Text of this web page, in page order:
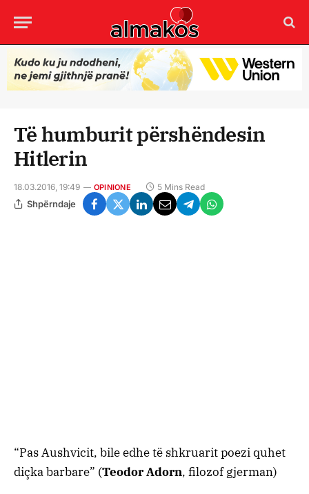
Të humburit përshëndesin
Hitlerin
18.03.2016, 19:49 OPINIONE 5 Mins Read
Shpërndaje
“Pas Aushvicit, bile edhe të shkruarit poezi quhet
diçka barbare” (Teodor Adorn, filozof gjerman)